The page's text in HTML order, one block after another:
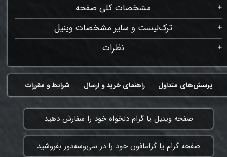
مشخصات کلی صفحه
ترک‌لیست و سایر مشخصات وینیل
نظرات
شرایط و مقررات راهنمای خرید و ارسال پرسش‌های متداول
​صفحه وینیل یا گرام دلخواه خود را سفارش دهید
​صفحه گرام یا گرامافون خود را در سی‌وسه‌دور بفروشید